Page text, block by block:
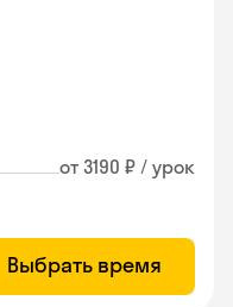
от 3190 ₽ / урок
Выбрать время